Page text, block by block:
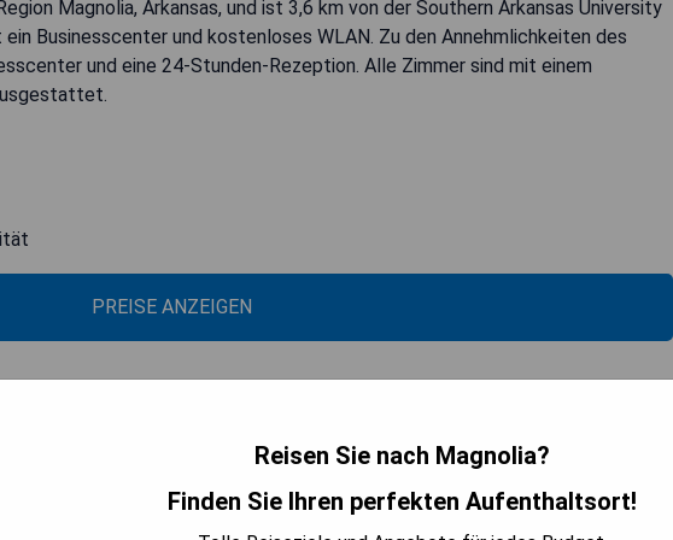
Magnolia, Arkansas, und ist 3,6 km von der Southern Arkansas University
Businesscenter und kostenloses WLAN. Zu den Annehmlichkeiten des
und eine 24-Stunden-Rezeption. Alle Zimmer sind mit einem
PREISE ANZEIGEN
Reisen Sie nach Magnolia?
Finden Sie Ihren perfekten Aufenthaltsort!